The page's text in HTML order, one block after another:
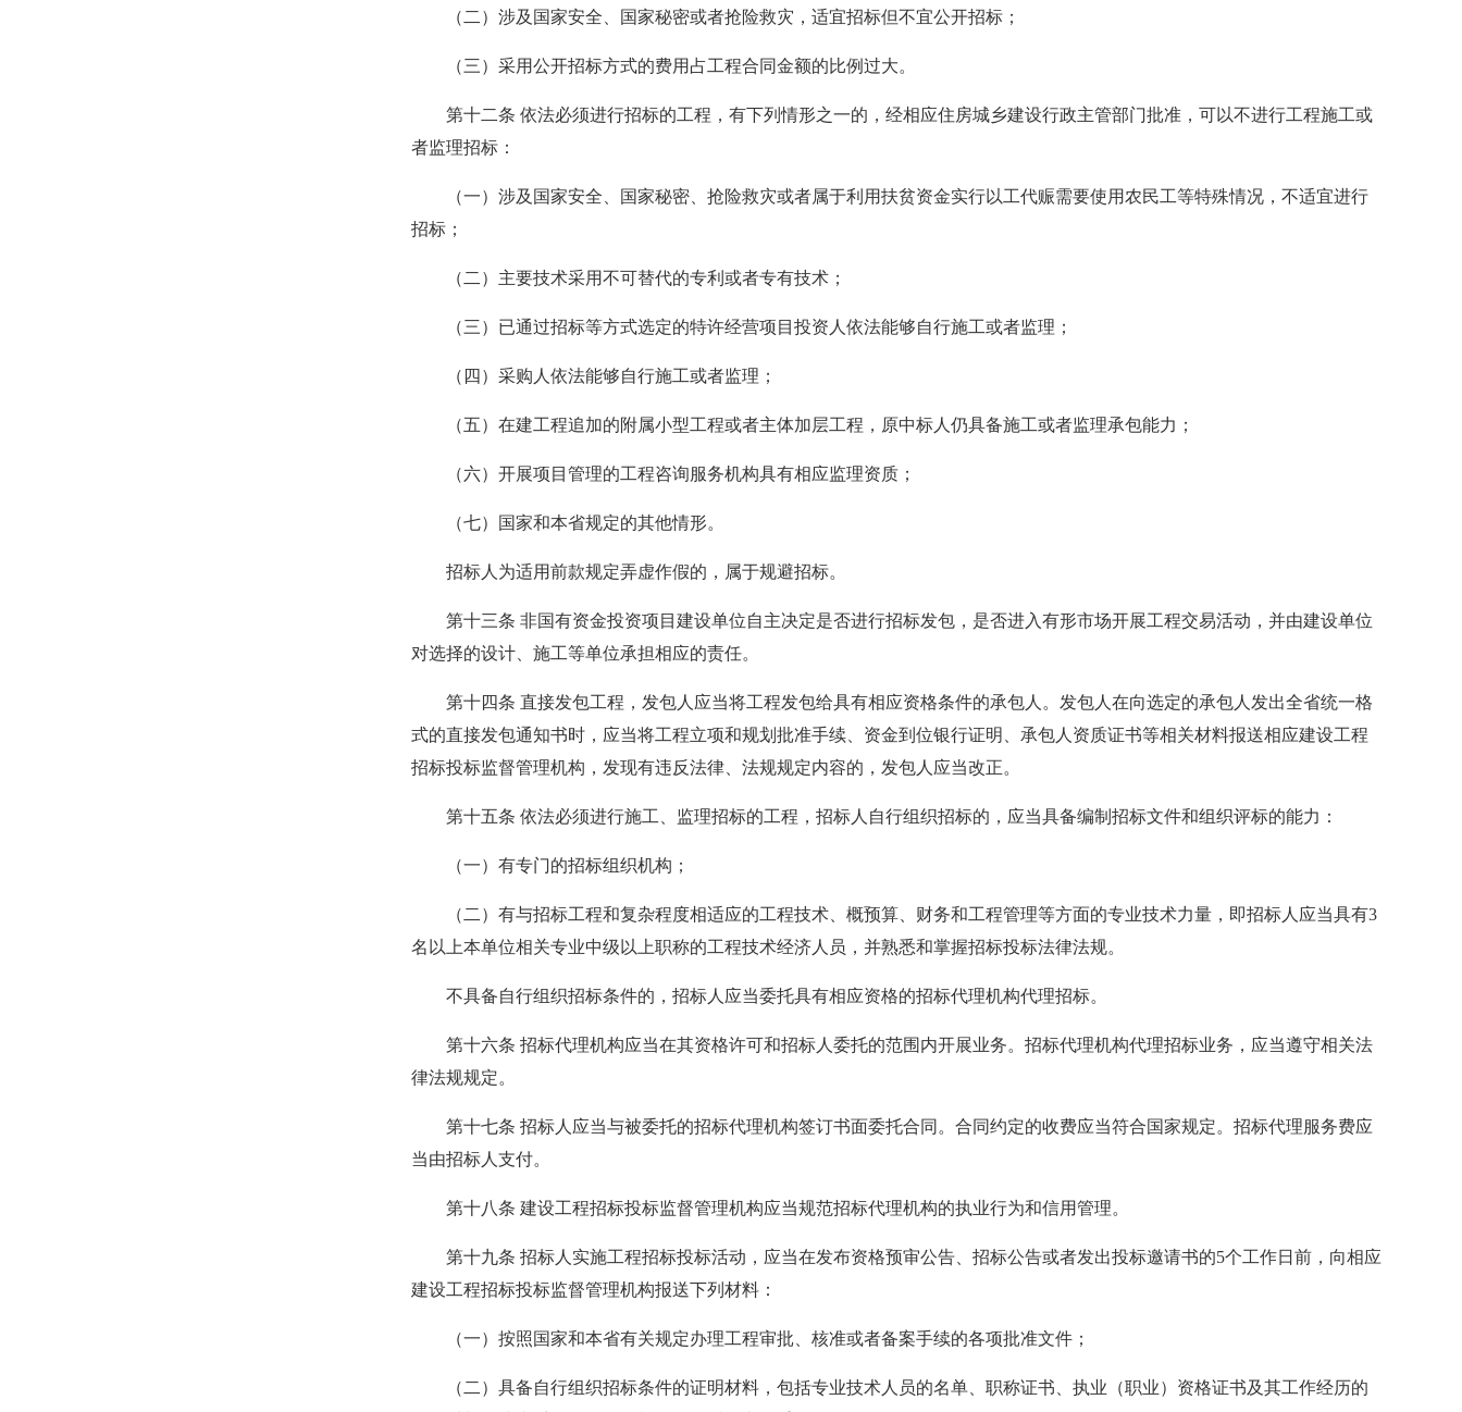
（二）涉及国家安全、国家秘密或者抢险救灾，适宜招标但不宜公开招标；
（三）采用公开招标方式的费用占工程合同金额的比例过大。
第十二条 依法必须进行招标的工程，有下列情形之一的，经相应住房城乡建设行政主管部门批准，可以不进行工程施工或
者监理招标：
（一）涉及国家安全、国家秘密、抢险救灾或者属于利用扶贫资金实行以工代赈需要使用农民工等特殊情况，不适宜进行
招标；
（二）主要技术采用不可替代的专利或者专有技术；
（三）已通过招标等方式选定的特许经营项目投资人依法能够自行施工或者监理；
（四）采购人依法能够自行施工或者监理；
（五）在建工程追加的附属小型工程或者主体加层工程，原中标人仍具备施工或者监理承包能力；
（六）开展项目管理的工程咨询服务机构具有相应监理资质；
（七）国家和本省规定的其他情形。
招标人为适用前款规定弄虚作假的，属于规避招标。
第十三条 非国有资金投资项目建设单位自主决定是否进行招标发包，是否进入有形市场开展工程交易活动，并由建设单位
对选择的设计、施工等单位承担相应的责任。
第十四条 直接发包工程，发包人应当将工程发包给具有相应资格条件的承包人。发包人在向选定的承包人发出全省统一格
式的直接发包通知书时，应当将工程立项和规划批准手续、资金到位银行证明、承包人资质证书等相关材料报送相应建设工程
招标投标监督管理机构，发现有违反法律、法规规定内容的，发包人应当改正。
第十五条 依法必须进行施工、监理招标的工程，招标人自行组织招标的，应当具备编制招标文件和组织评标的能力：
（一）有专门的招标组织机构；
（二）有与招标工程和复杂程度相适应的工程技术、概预算、财务和工程管理等方面的专业技术力量，即招标人应当具有3
名以上本单位相关专业中级以上职称的工程技术经济人员，并熟悉和掌握招标投标法律法规。
不具备自行组织招标条件的，招标人应当委托具有相应资格的招标代理机构代理招标。
第十六条 招标代理机构应当在其资格许可和招标人委托的范围内开展业务。招标代理机构代理招标业务，应当遵守相关法
律法规规定。
第十七条 招标人应当与被委托的招标代理机构签订书面委托合同。合同约定的收费应当符合国家规定。招标代理服务费应
当由招标人支付。
第十八条 建设工程招标投标监督管理机构应当规范招标代理机构的执业行为和信用管理。
第十九条 招标人实施工程招标投标活动，应当在发布资格预审公告、招标公告或者发出投标邀请书的5个工作日前，向相应
建设工程招标投标监督管理机构报送下列材料：
（一）按照国家和本省有关规定办理工程审批、核准或者备案手续的各项批准文件；
（二）具备自行组织招标条件的证明材料，包括专业技术人员的名单、职称证书、执业（职业）资格证书及其工作经历的